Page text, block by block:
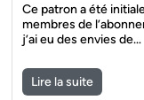
Ce patron a été
membres de
j’ai eu des envies de…
Lire la suite